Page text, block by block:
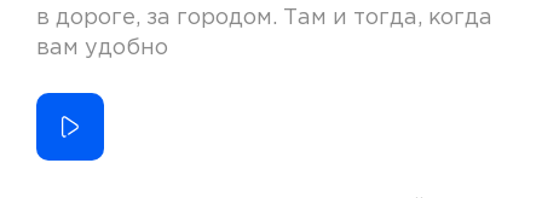
в дороге, за городом. Там и тогда, когда
вам удобно